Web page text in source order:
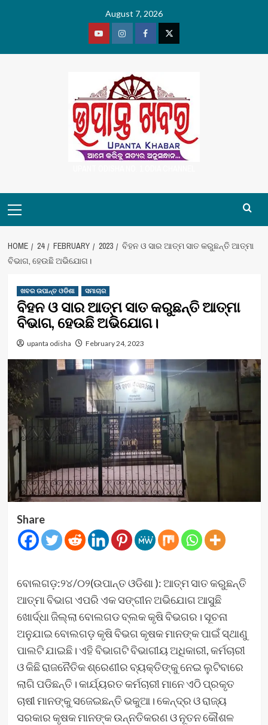
August 7, 2026
YoutubeVimeoFacebookTwitter
Menu
HOME 24 FEBRUARY 2023
ବିହନ ଓ ସାର ଆତ୍ମ ସାତ କରୁଛନ୍ତି ଆତ୍ମା
ବିଭାଗ, ହେଉଛି ଅଭିଯୋଗ।
ଖବର ଉପାନ୍ତ ଓଡିଶା ସମାଚାର
ବିହନ ଓ ସାର ଆତ୍ମ ସାତ କରୁଛନ୍ତି ଆତ୍ମା
ବିଭାଗ, ହେଉଛି ଅଭିଯୋଗ।
upanta odisha February 24, 2023
Share
ବୋଲଗଡ଼:୨୪/୦୨(ଉପାନ୍ତ ଓଡିଶା ): ଆତ୍ମ ସାତ କରୁଛନ୍ତି
ଆତ୍ମା ବିଭାଗ ଏପରି ଏକ ସଙ୍ଗୀନ ଅଭିଯୋଗ ଆସୁଛି
ଖୋର୍ଦ୍ଧା ଜିଲ୍ଲା ବୋଲଗଡ ବ୍ଲକ କୃଷି ବିଭଗର। ସୂଚନା
ଅନୁଯାଇ ବୋଲଗଡ଼ କୃଷି ବିଭଗ କୃଷକ ମାନଙ୍କ ପାଇଁ ସ୍ଥାଣୁ
ପାଲଟି ଯାଇଛି। ଏହି ବିଭାଗଟି ବିଭାଗୀୟ ଅଧିକାରୀ, କର୍ମଚାରୀ
ଓ କିଛି ରାଜନୈତିକ ଶ୍ରେଣୀର ବ୍ୟକ୍ତିଙ୍କୁ ନେଇ ଲୁଟିବାରେ
ଲାଗି ପଡିଛନ୍ତି। କାର୍ଯ୍ୟରତ କର୍ମଚାରୀ ମାନେ ଏଠି ପ୍ରକୃତ
ଚାଷୀ ମାନଙ୍କୁ ସଜେଇଛନ୍ତି ଭକୁଆ। କେନ୍ଦ୍ର ଓ ରାଜ୍ୟ
ସରକାର କୃଷକ ମାନଙ୍କ ଉନ୍ନତିକରଣ ଓ ନୂତନ କୌଶଳ